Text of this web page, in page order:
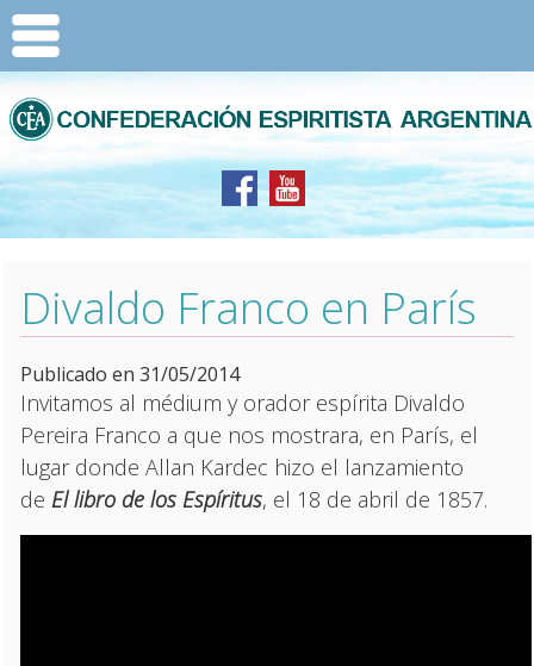
Divaldo Franco en París
Publicado en 31/05/2014
Invitamos al médium y orador espírita Divaldo
Pereira Franco a que nos mostrara, en París, el
lugar donde Allan Kardec hizo el lanzamiento
deEl libro de los Espíritus, el 18 de abril de 1857.